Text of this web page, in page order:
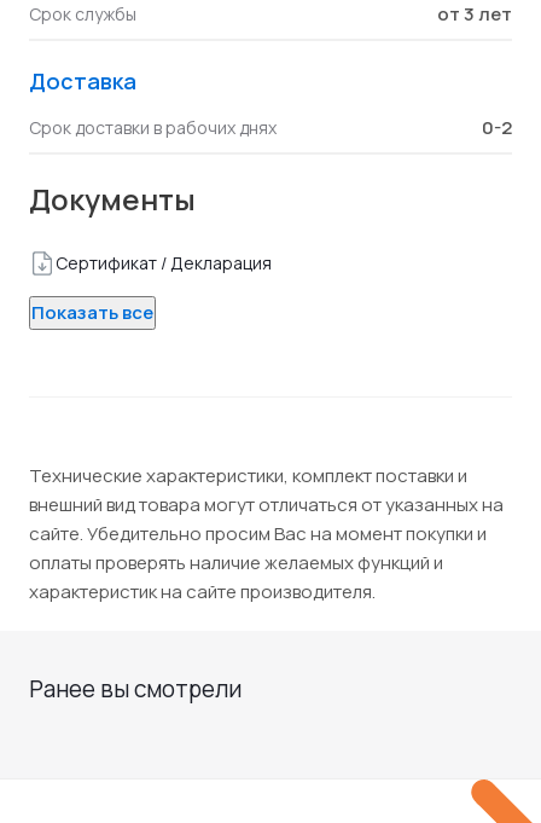
Срок службы от 3 лет
Доставка
Срок доставки в рабочих днях 0-2
Документы
Сертификат / Декларация
Показать все
Технические характеристики, комплект поставки и
внешний вид товара могут отличаться от указанных на
сайте. Убедительно просим Вас на момент покупки и
оплаты проверять наличие желаемых функций и
характеристик на сайте производителя.
Ранее вы смотрели